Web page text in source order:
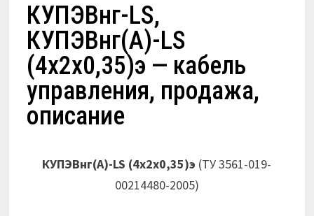
КУПЭВнг-LS,
КУПЭВнг(А)-LS
(4х2х0,35)э — кабель
управления, продажа,
описание
КУПЭВнг(А)-LS (4х2х0,35)э (ТУ 3561-019-
00214480-2005)